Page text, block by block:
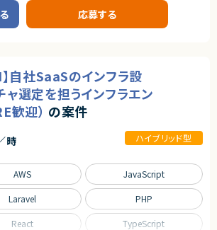
またはアプリサービスの開発経験
規模の高トラフィックシステムにおける開発経験
連携し、最適解へと導く調整力・推進力
する開発・運用経験
野への興味・関心
けるDX推進を担う組織
ヒアリングとデータ活用戦略の策定
ードマップ作成および進行管理
/エンジニアのマネジメント、技術指導、コードレビ
など機械学習モデルの設計・実装・導入支援
ポーティングおよびビジネス提案
大に伴い、高度な技術とビジネス両面でリードでき
め
細設計、実装
たは客先訪問あり（終日常駐なし）
応募する
自社SaaSのインフラ設
ャ選定を担うインフラエン
歓迎） の案件
時 ハイブリッド型
AWS JavaScript
Laravel PHP
React TypeScript